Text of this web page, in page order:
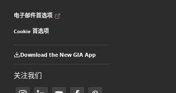
电子邮件首选项
Cookie 首选项
Download the New GIA App
关注我们